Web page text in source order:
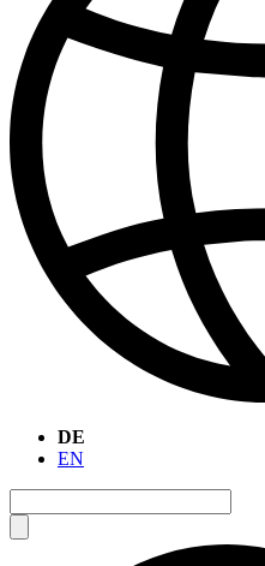
DE
EN